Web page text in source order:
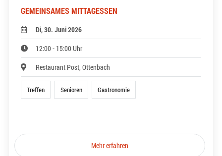
GEMEINSAMES MITTAGESSEN
Di, 30. Juni 2026
12:00 - 15:00 Uhr
Restaurant Post, Ottenbach
Treffen Senioren Gastronomie
Mehr erfahren